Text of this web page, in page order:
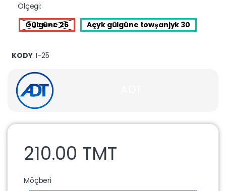
Ölçegi:
Gülgüne 26
Açyk gülgüne towşanjyk 30
KODY: I-25
210.00 TMT
Möçberi